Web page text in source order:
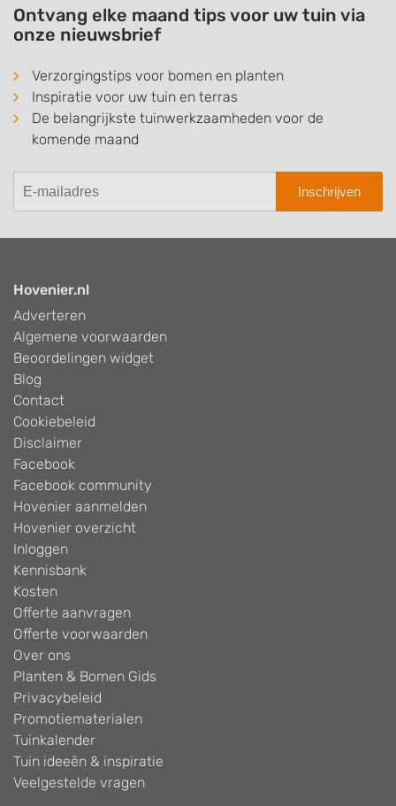
Ontvang elke maand tips voor uw tuin via
onze nieuwsbrief
Verzorgingstips voor bomen en planten
Inspiratie voor uw tuin en terras
De belangrijkste tuinwerkzaamheden voor de
komende maand
Inschrijven
Hovenier.nl
Adverteren
Algemene voorwaarden
Beoordelingen widget
Blog
Contact
Cookiebeleid
Disclaimer
Facebook
Facebook community
Hovenier aanmelden
Hovenier overzicht
Inloggen
Kennisbank
Kosten
Offerte aanvragen
Offerte voorwaarden
Over ons
Planten & Bomen Gids
Privacybeleid
Promotiematerialen
Tuinkalender
Tuin ideeën & inspiratie
Veelgestelde vragen